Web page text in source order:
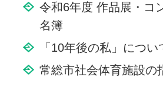
令和6年度 作品展・コ
名簿
「10年後の私」につい
常総市社会体育施設の